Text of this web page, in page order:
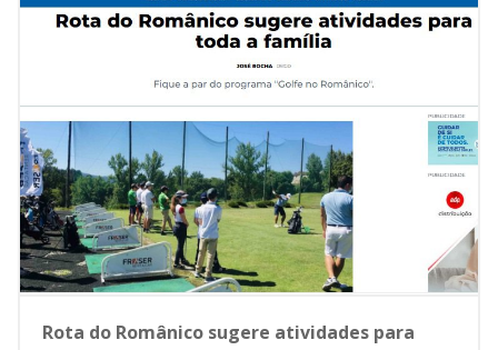
Rota do Românico sugere atividades para